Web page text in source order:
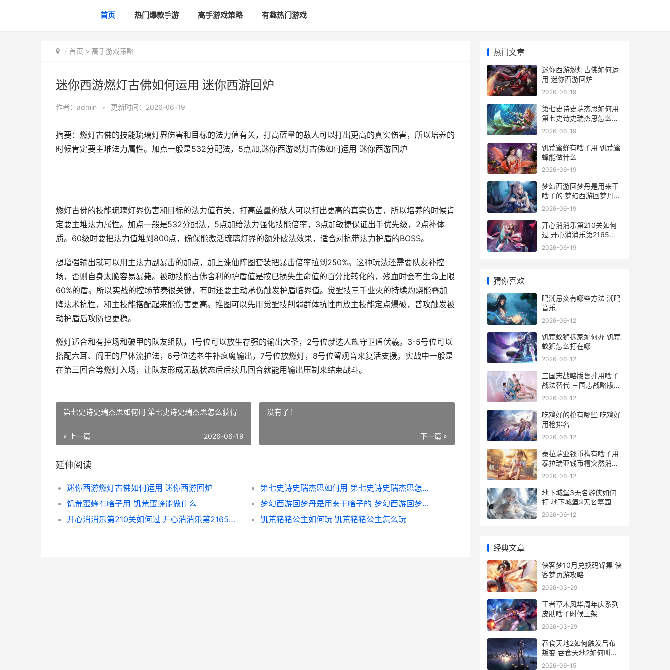
首页 热门爆款手游 高手游戏策略 有趣热门游戏
首页 > 高手游戏策略
迷你西游燃灯古佛如何运用 迷你西游回炉
作者： admin • 更新时间：2026-06-19
摘要：燃灯古佛的技能琉璃灯界伤害和目标的法力值有关，打高蓝量的敌人可以打出更高的真实伤害，所以培养的
时候肯定要主堆法力属性。加点一般是532分配法，5点加,迷你西游燃灯古佛如何运用 迷你西游回炉
燃灯古佛的技能琉璃灯界伤害和目标的法力值有关，打高蓝量的敌人可以打出更高的真实伤害，所以培养的时候肯
定要主堆法力属性。加点一般是532分配法，5点加给法力强化技能倍率，3点加敏捷保证出手优先级，2点补体
质。60级时要把法力值堆到800点，确保能激活琉璃灯界的额外破法效果，适合对抗带法力护盾的BOSS。
想增强输出就可以用主法力副暴击的加点，加上诛仙阵图套装把暴击倍率拉到250%。这种玩法还需要队友补控
场，否则自身太脆容易暴毙。被动技能古佛舍利的护盾值是按已损失生命值的百分比转化的，残血时会有生命上限
60%的盾。所以实战的控场节奏很关键，有时还要主动承伤触发护盾临界值。觉醒技三千业火的持续灼烧能叠加
降法术抗性，和主技能搭配起来能伤害更高。推图可以先用觉醒技削弱群体抗性再放主技能定点爆破，普攻触发被
动护盾后攻防也更稳。
燃灯适合和有控场和破甲的队友组队，1号位可以放生存强的输出大圣，2号位就选人族守卫盾伏羲。3-5号位可以
搭配六耳、阎王的尸体流护法，6号位选老牛补疯魔输出，7号位放燃灯，8号位留观音来复活支援。实战中一般是
在第三回合等燃灯入场，让队友形成无敌状态后后续几回合就能用输出压制来结束战斗。
第七史诗史瑞杰思如何用 第七史诗史瑞杰思怎么获得
« 上一篇 2026-06-19
没有了！
下一篇 »
延伸阅读
迷你西游燃灯古佛如何运用 迷你西游回炉
第七史诗史瑞杰思如何用 第七史诗史瑞杰思怎么获得
饥荒蜜蜂有啥子用 饥荒蜜蜂能做什么
梦幻西游回梦丹是用来干啥子的 梦幻西游回梦丹在哪领取
开心消消乐第210关如何过 开心消消乐第2165关四星
饥荒猪猪公主如何玩 饥荒猪猪公主怎么玩
热门文章
迷你西游燃灯古佛如何运
用 迷你西游回炉
2026-06-19
第七史诗史瑞杰思如何用
第七史诗史瑞杰思怎么获
得
2026-06-19
饥荒蜜蜂有啥子用 饥荒蜜
蜂能做什么
2026-06-19
梦幻西游回梦丹是用来干
啥子的 梦幻西游回梦丹在
哪领取
2026-06-19
开心消消乐第210关如何
过 开心消消乐第2165关
四星
2026-06-19
猜你喜欢
鸣潮忌炎有哪些方法 潮鸣
音乐
2026-06-12
饥荒蚁狮拆家如何办 饥荒
蚁狮怎么打在哪
2026-06-12
三国志战略版鲁莽用啥子
战法替代 三国志战略版鲁
肃怎么把技能给主将
2026-06-12
吃鸡好的枪有哪些 吃鸡好
用枪排名
2026-06-12
泰拉瑞亚钱币槽有啥子用
泰拉瑞亚钱币槽突然消失
了
2026-06-12
地下城堡3无名游侠如何
打 地下城堡3无名墓园
2026-06-12
经典文章
侠客梦10月兑换码锦集 侠
客梦页游攻略
2026-03-29
王者草木风华周年庆系列
皮肤啥子时候上架
2026-03-29
吞食天地2如何触发吕布
叛变 吞食天地2如何叫醒
诸葛亮
2026-06-15